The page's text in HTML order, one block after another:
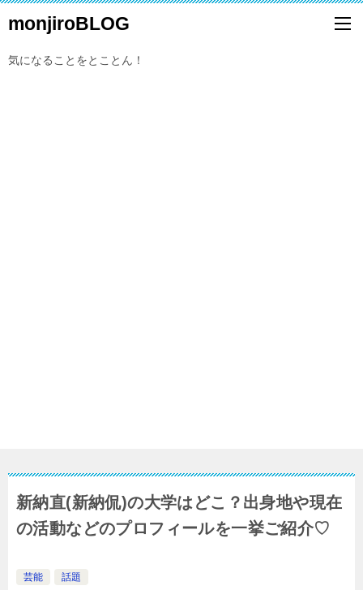
monjiroBLOG
気になることをとことん！
新納直(新納侃)の大学はどこ？出身地や現在
の活動などのプロフィールを一挙ご紹介♡
芸能 話題